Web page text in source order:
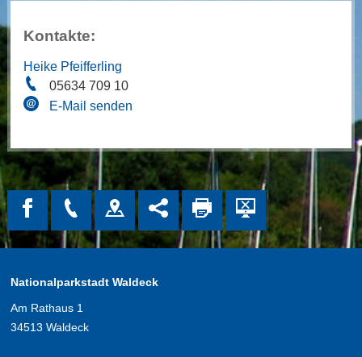
Kontakte:
Heike Pfeifferling
05634 709 10
E-Mail senden
Nationalparkstadt Waldeck
Am Rathaus 1
34513 Waldeck